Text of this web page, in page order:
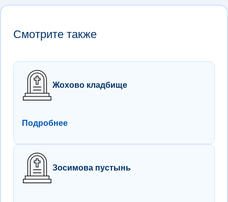
Смотрите также
Жохово кладбище
Подробнее
Зосимова пустынь